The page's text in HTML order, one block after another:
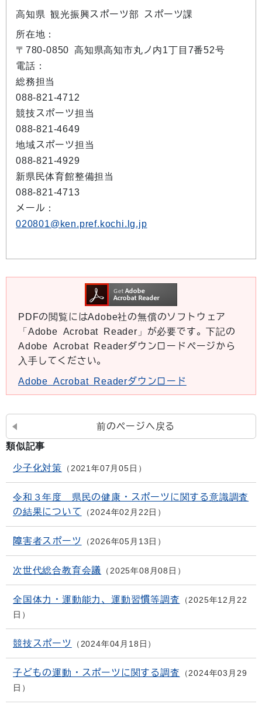
高知県 観光振興スポーツ部 スポーツ課
所在地：
〒780-0850 高知県高知市丸ノ内1丁目7番52号
電話：
総務担当
088-821-4712
競技スポーツ担当
088-821-4649
地域スポーツ担当
088-821-4929
新県民体育館整備担当
088-821-4713
メール：
020801@ken.pref.kochi.lg.jp
PDFの閲覧にはAdobe社の無償のソフトウェア
「Adobe Acrobat Reader」が必要です。下記の
Adobe Acrobat Readerダウンロードページから
入手してください。
Adobe Acrobat Readerダウンロード
前のページへ戻る
類似記事
少子化対策 2021年07月05日
令和３年度 県民の健康・スポーツに関する意識調査
の結果について
2024年02月22日
障害者スポーツ 2026年05月13日
次世代総合教育会議 2025年08月08日
全国体力・運動能力、運動習慣等調査
2025年12月22
日
競技スポーツ 2024年04月18日
子どもの運動・スポーツに関する調査
2024年03月29
日